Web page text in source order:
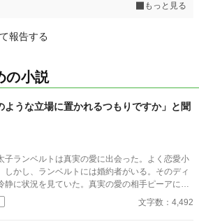
もっと見る
報告する
の小説
ような立場に置かれるつもりですか」と聞
子ランベルトは真実の愛に出会った。よく恋愛小
しかし、ランベルトには婚約者がいる。そのディ
静に状況を見ていた。真実の愛の相手ピーアに警
く、ランベルトに諫言もしない。だが、ディート
王太子妃としてランベルトに問いかけた。「彼女
文字数：4,492